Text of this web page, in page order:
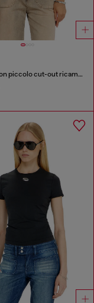
T-shirt con piccolo cut-out ricamato